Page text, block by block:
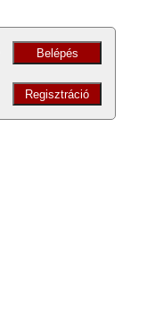
Belépés
Regisztráció